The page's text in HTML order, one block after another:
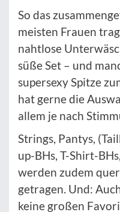
So das
meisten Frauen
nahtlose
süße Set – und
supersexy Spitze
hat gerne die
allem je nach
Strings, Pantys,
up-BHs, T-Shirt-
werden zudem
getragen. Und:
keine großen